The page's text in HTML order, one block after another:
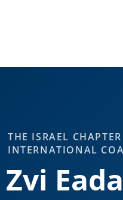
THE ISRAEL
INTERNATIONAL
Zvi